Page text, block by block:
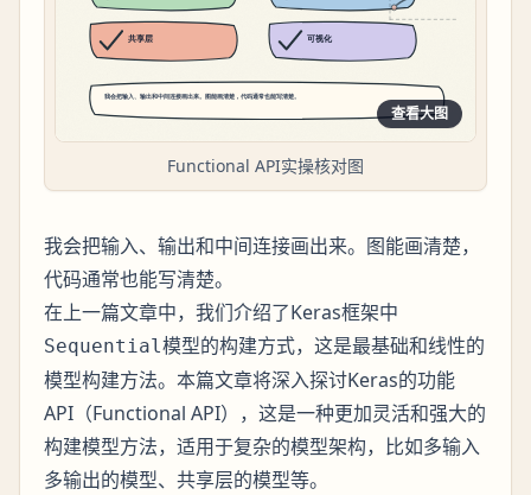
查看大图
Functional API实操核对图
我会把输入、输出和中间连接画出来。图能画清楚，
代码通常也能写清楚。
在上一篇文章中，我们介绍了Keras框架中
Sequential模型的构建方式，这是最基础和线性的
模型构建方法。本篇文章将深入探讨Keras的功能
API（Functional API），这是一种更加灵活和强大的
构建模型方法，适用于复杂的模型架构，比如多输入
多输出的模型、共享层的模型等。